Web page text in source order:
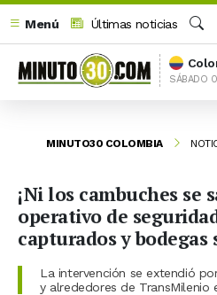
Menú
Últimas noticias
SÁBADO
MINUTO30 COLOMBIA
¡Ni los cambuches se
operativo de
capturados y bodegas
La intervención se extendió
y alrededores de TransMilenio